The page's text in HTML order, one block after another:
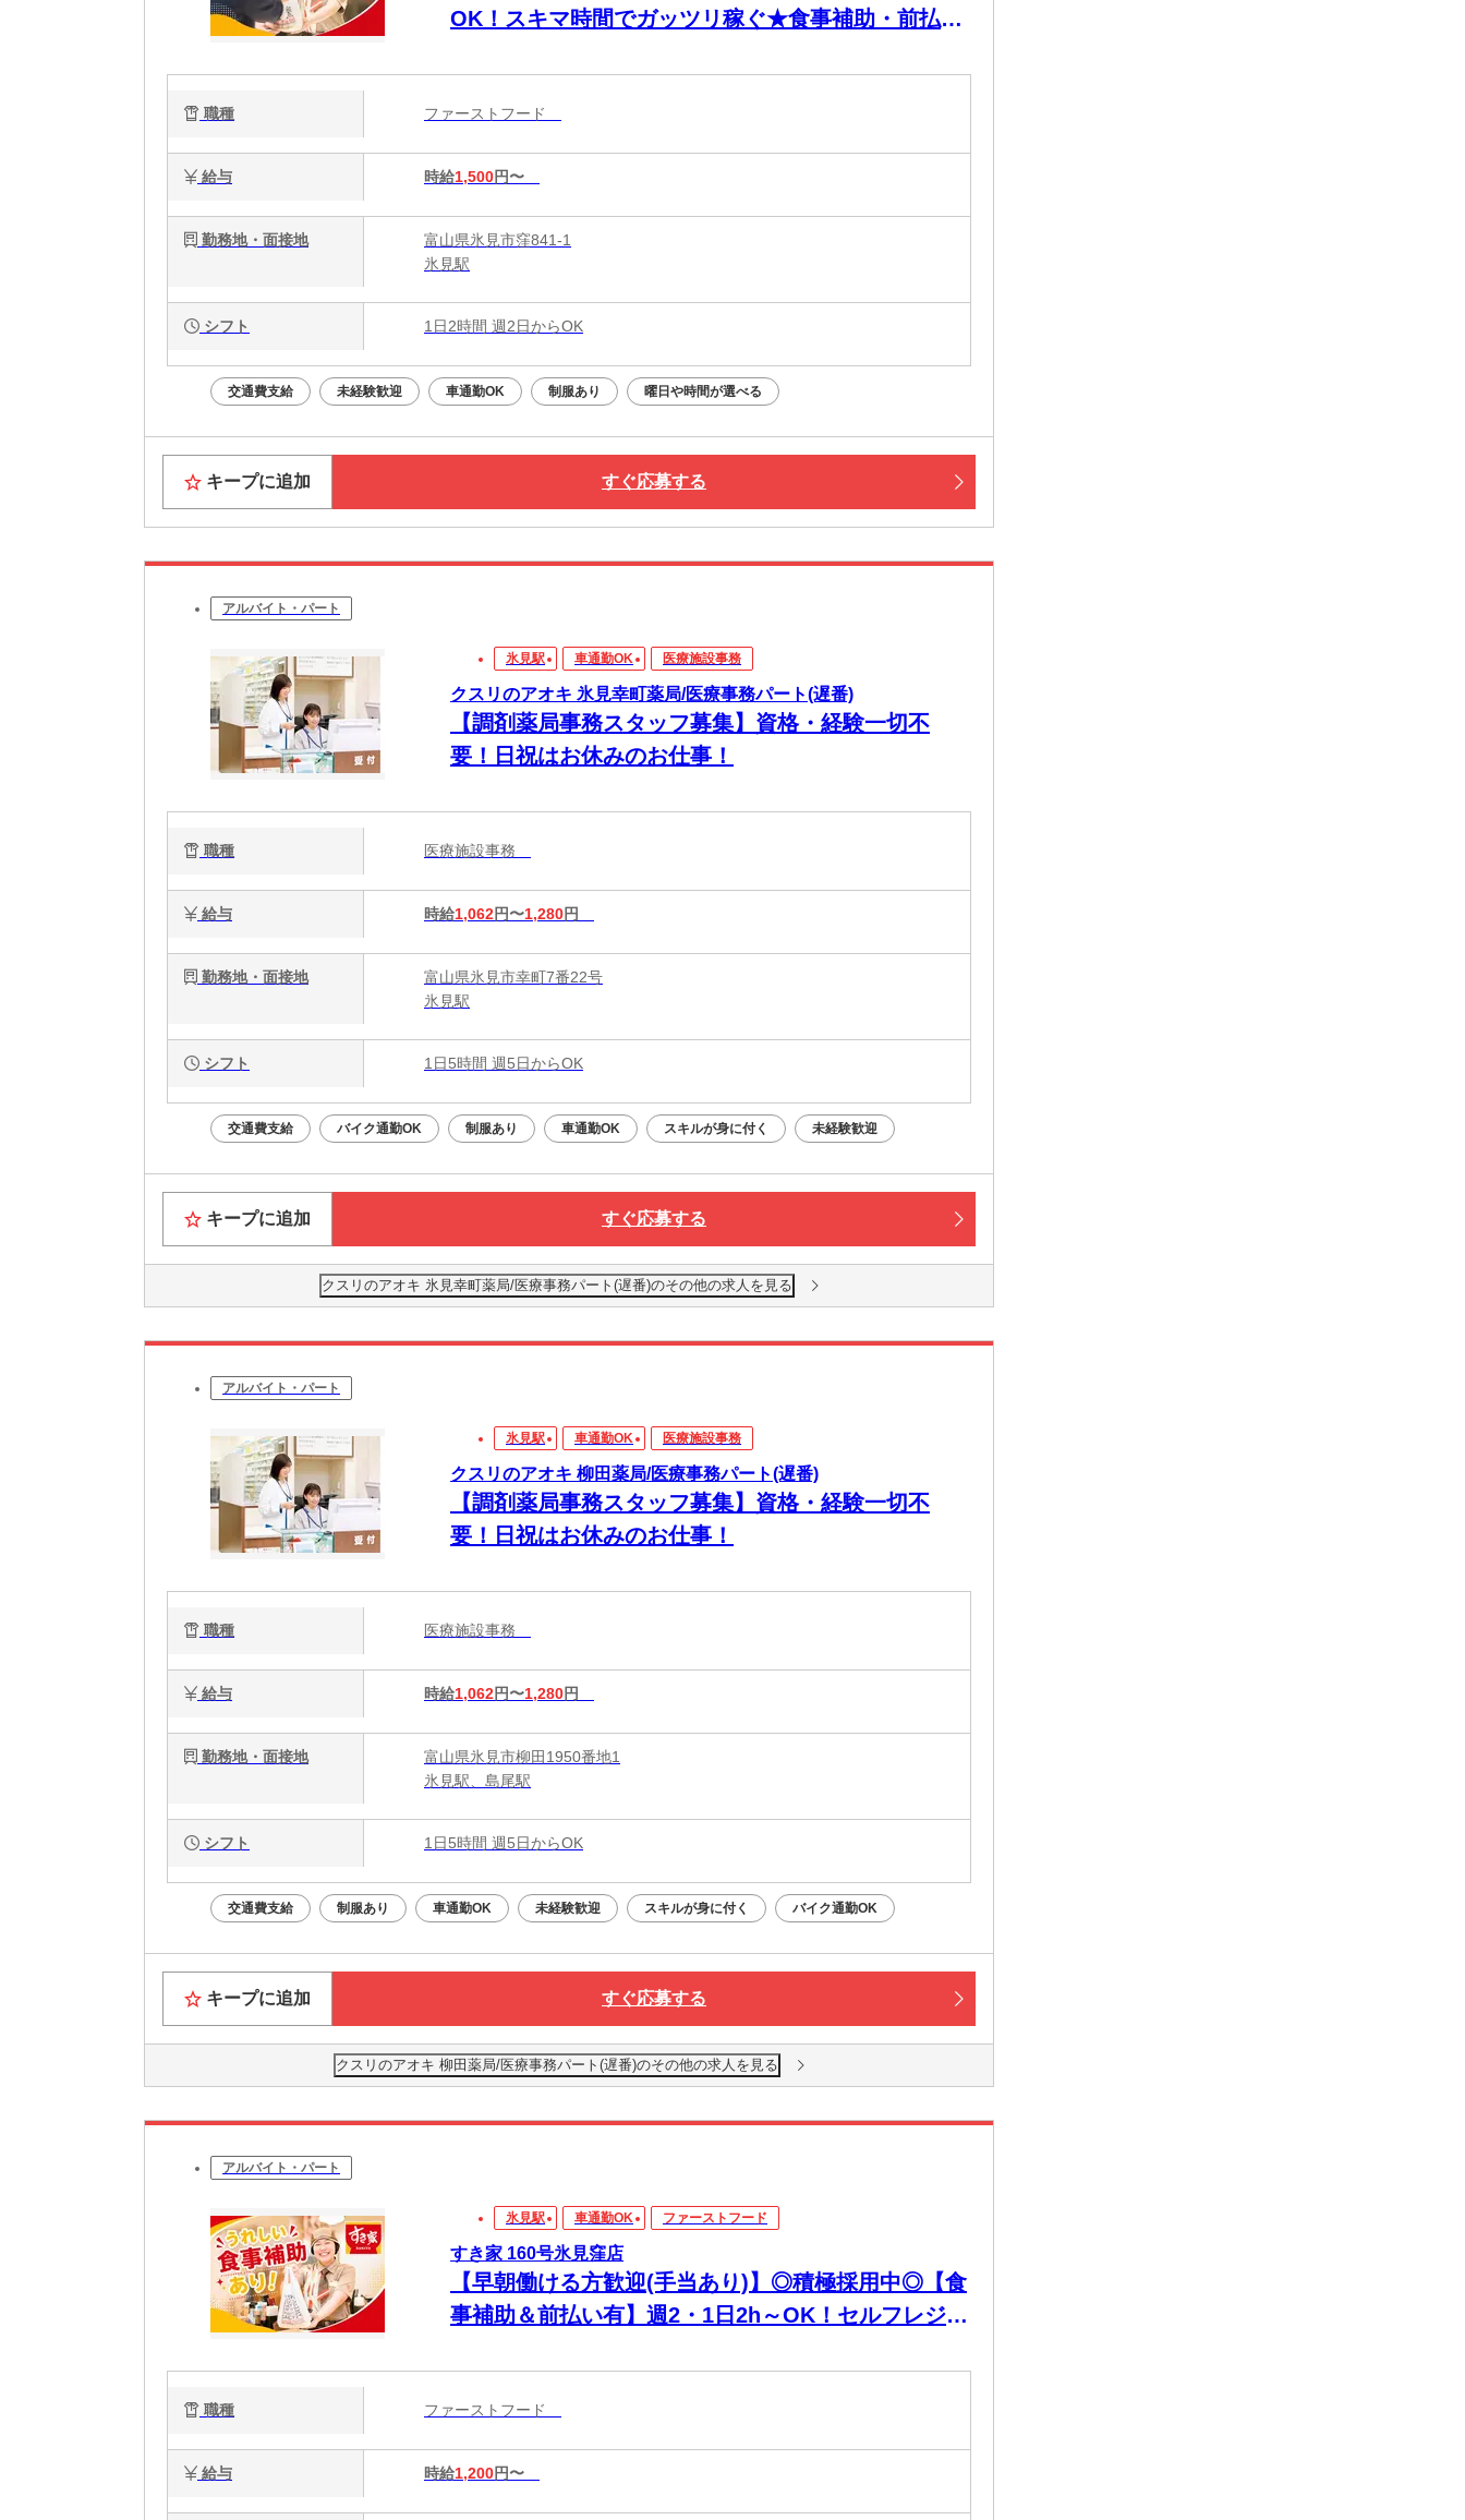
OK！スキマ時間でガッツリ稼ぐ★食事補助・前払い
職種 ファーストフード
給与 時給1,500円〜
勤務地・面接地
富山県氷見市窪841-1
氷見駅
シフト 1日2時間 週2日からOK
交通費支給 未経験歓迎 車通勤OK 制服あり 曜日や時間が選べる
キープに追加 すぐ応募する
アルバイト・パート
氷見駅 車通勤OK 医療施設事務
クスリのアオキ 氷見幸町薬局/医療事務パート(遅番)
【調剤薬局事務スタッフ募集】資格・経験一切不
要！日祝はお休みのお仕事！
職種 医療施設事務
給与 時給1,062円〜1,280円
勤務地・面接地
富山県氷見市幸町7番22号
氷見駅
シフト 1日5時間 週5日からOK
交通費支給 バイク通勤OK 制服あり 車通勤OK スキルが身に付く 未経験歓迎
キープに追加 すぐ応募する
クスリのアオキ 氷見幸町薬局/医療事務パート(遅番)のその他の求人を見る
アルバイト・パート
氷見駅 車通勤OK 医療施設事務
クスリのアオキ 柳田薬局/医療事務パート(遅番)
【調剤薬局事務スタッフ募集】資格・経験一切不
要！日祝はお休みのお仕事！
職種 医療施設事務
給与 時給1,062円〜1,280円
勤務地・面接地
富山県氷見市柳田1950番地1
氷見駅、島尾駅
シフト 1日5時間 週5日からOK
交通費支給 制服あり 車通勤OK 未経験歓迎 スキルが身に付く バイク通勤OK
キープに追加 すぐ応募する
クスリのアオキ 柳田薬局/医療事務パート(遅番)のその他の求人を見る
アルバイト・パート
氷見駅 車通勤OK ファーストフード
すき家 160号氷見窪店
【早朝働ける方歓迎(手当あり)】◎積極採用中◎【食
事補助＆前払い有】週2・1日2h～OK！セルフレジで
職種 ファーストフード
給与 時給1,200円〜